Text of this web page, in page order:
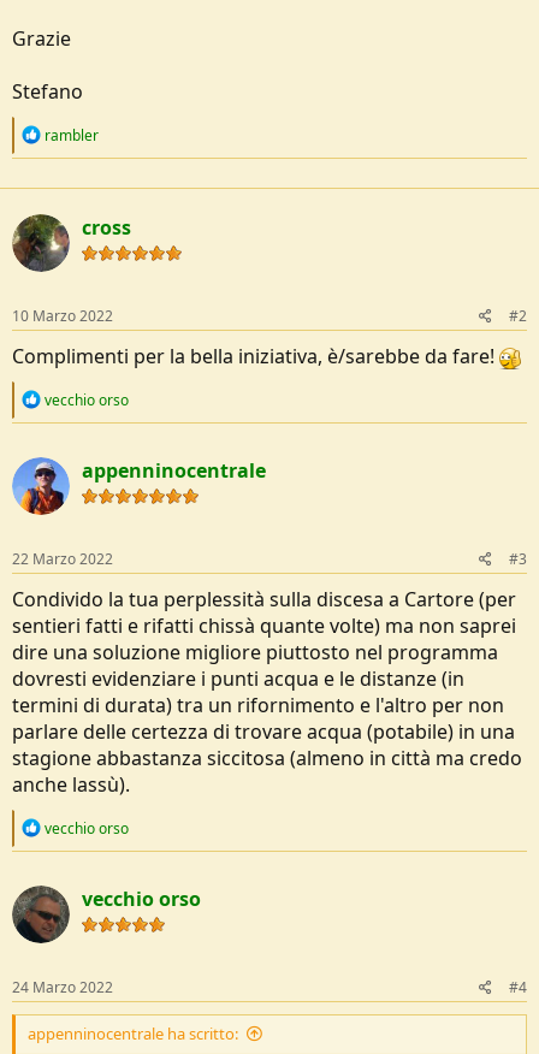
Grazie
Stefano
R
c
t
i
o
n
:
rambler
cross
10 Marzo 2022 #2
Complimenti per la bella iniziativa, è/sarebbe da fare!
R
c
t
i
o
s
:
vecchio orso
appenninocentrale
22 Marzo 2022 #3
Condivido la tua perplessità sulla discesa a Cartore (per
sentieri fatti e rifatti chissà quante volte) ma non saprei
dire una soluzione migliore piuttosto nel programma
dovresti evidenziare i punti acqua e le distanze (in
termini di durata) tra un rifornimento e l'altro per non
parlare delle certezza di trovare acqua (potabile) in una
stagione abbastanza siccitosa (almeno in città ma credo
anche lassù).
R
c
t
i
o
s
:
vecchio orso
vecchio orso
24 Marzo 2022 #4
appenninocentrale ha scritto: